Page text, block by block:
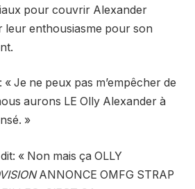
pour couvrir Alexander
leur enthousiasme pour son
: « Je ne peux pas m’empêcher de
aurons LE Olly Alexander à
»
dit: « Non mais ça OLLY
ANNONCE OMFG STRAP